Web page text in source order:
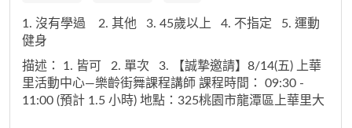
1. 沒有學過 2. 其他 3. 45歲以上 4. 不指定
5. 運動
健身
描述： 1. 皆可 2. 單次
3. 【誠摯邀請】8/14(五) 上華
里活動中心—樂齡街舞課程講師 課程時間： 09:30 -
11:00 (預計 1.5 小時) 地點：325桃園市龍潭區上華里大